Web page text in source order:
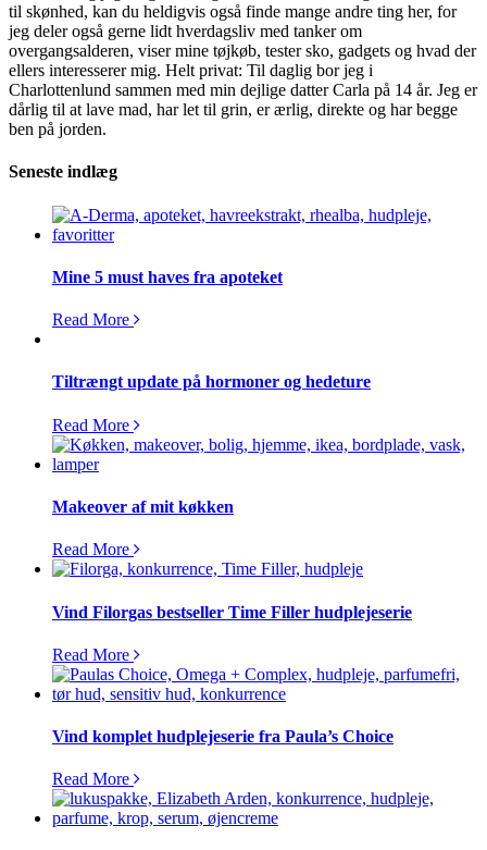
til skønhed, kan du heldigvis også finde mange andre ting her, for
jeg deler også gerne lidt hverdagsliv med tanker om
overgangsalderen, viser mine tøjkøb, tester sko, gadgets og hvad der
ellers interesserer mig. Helt privat: Til daglig bor jeg i
Charlottenlund sammen med min dejlige datter Carla på 14 år. Jeg er
dårlig til at lave mad, har let til grin, er ærlig, direkte og har begge
ben på jorden.
Seneste indlæg
Mine 5 must haves fra apoteket
Read More
Tiltrængt update på hormoner og hedeture
Read More
Makeover af mit køkken
Read More
Vind Filorgas bestseller Time Filler hudplejeserie
Read More
Vind komplet hudplejeserie fra Paula’s Choice
Read More